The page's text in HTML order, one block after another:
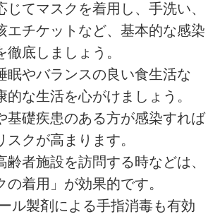
じてマスクを着用し、手洗い、
エチケットなど、基本的な感染
徹底しましょう。
眠やバランスの良い食生活な
的な生活を心がけましょう。
基礎疾患のある方が感染すれば
スクが高まります。
齢者施設を訪問する時などは、
の着用」が効果的です。
ル製剤による手指消毒も有効